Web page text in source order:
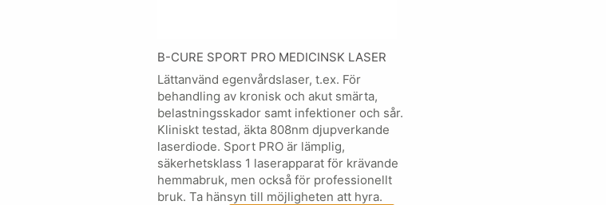
B-CURE SPORT PRO MEDICINSK LASER
Lättanvänd egenvårdslaser, t.ex. För
behandling av kronisk och akut smärta,
belastningsskador samt infektioner och sår.
Kliniskt testad, äkta 808nm djupverkande
laserdiode. Sport PRO är lämplig,
säkerhetsklass 1 laserapparat för krävande
hemmabruk, men också för professionellt
bruk. Ta hänsyn till möjligheten att hyra.